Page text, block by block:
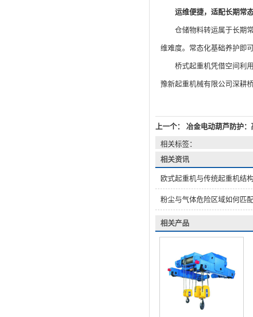
运维便捷，适配长期常
仓储物料转运属于长期常
维难度。常态化基础养护即
桥式起重机凭借空间利用
豫新起重机械有限公司深耕
上一个： 冶金电动葫芦防护
相关标签：
相关资讯
欧式起重机与传统起重机结
粉尘与气体危险区域如何匹
相关产品